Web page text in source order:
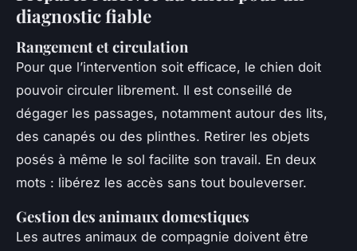
diagnostic fiable
Rangement et circulation
Pour que l’intervention soit efficace, le chien doit
pouvoir circuler librement. Il est conseillé de
dégager les passages, notamment autour des lits,
des canapés ou des plinthes. Retirer les objets
posés à même le sol facilite son travail. En deux
mots : libérez les accès sans tout bouleverser.
Gestion des animaux domestiques
Les autres animaux de compagnie doivent être